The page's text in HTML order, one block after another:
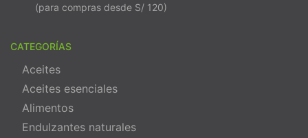
(para compras desde S/ 120)
CATEGORÍAS
Aceites
Aceites esenciales
Alimentos
Endulzantes naturales